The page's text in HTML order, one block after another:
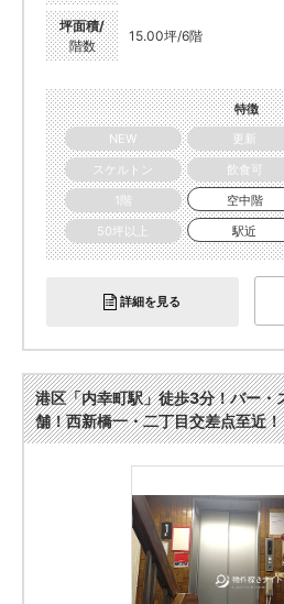
坪面積/
階数
15.00坪/6階
特徴
NEW
更新
スケルトン
飲食可
1階
空中階
50坪以上
駅近
詳細を見る
港区「内幸町駅」徒歩3分！バー・
舗！西新橋一・二丁目交差点至近